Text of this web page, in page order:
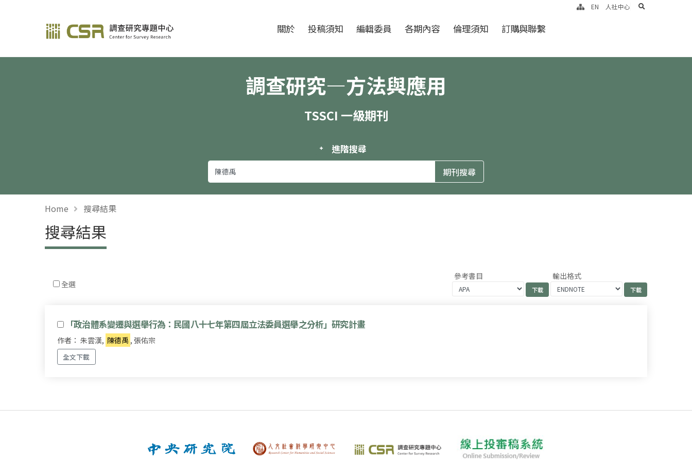
調查研究—方法與應用期刊 關於 投稿須知 編輯委員 各期內容 倫理須知 訂購與聯繫
EN 人社中心 search
調查研究—方法與應用
TSSCI 一級期刊
進階搜尋
Home 搜尋結果
搜尋結果
全選
參考書目 輸出格式
「政治體系變遷與選舉行為：民國八十七年第四屆立法委員選舉之分析」研究計畫
作者： 朱雲漢, 陳德禹 , 張佑宗
全文下載